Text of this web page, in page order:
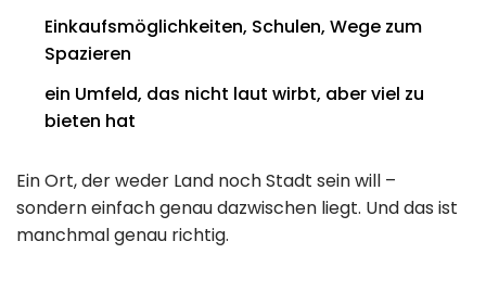
Einkaufsmöglichkeiten, Schulen, Wege zum
Spazieren
ein Umfeld, das nicht laut wirbt, aber viel zu
bieten hat
Ein Ort, der weder Land noch Stadt sein will –
sondern einfach genau dazwischen liegt. Und das ist
manchmal genau richtig.